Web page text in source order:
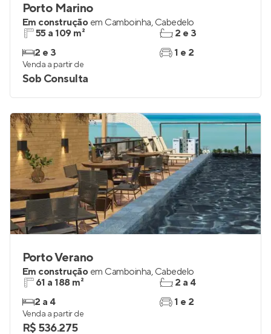
Porto Marino
Em construção em Camboinha, Cabedelo
55 a 109 m²
2 e 3
2 e 3
1 e 2
Venda a partir de
Sob Consulta
Porto Verano
Em construção em Camboinha, Cabedelo
61 a 188 m²
2 a 4
2 a 4
1 e 2
Venda a partir de
R$ 536.275